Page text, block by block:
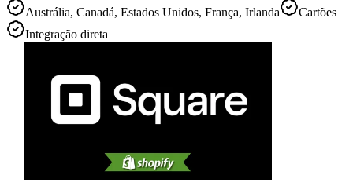
Austrália, Canadá, Estados Unidos, França, Irlanda
Cartões
Integração direta